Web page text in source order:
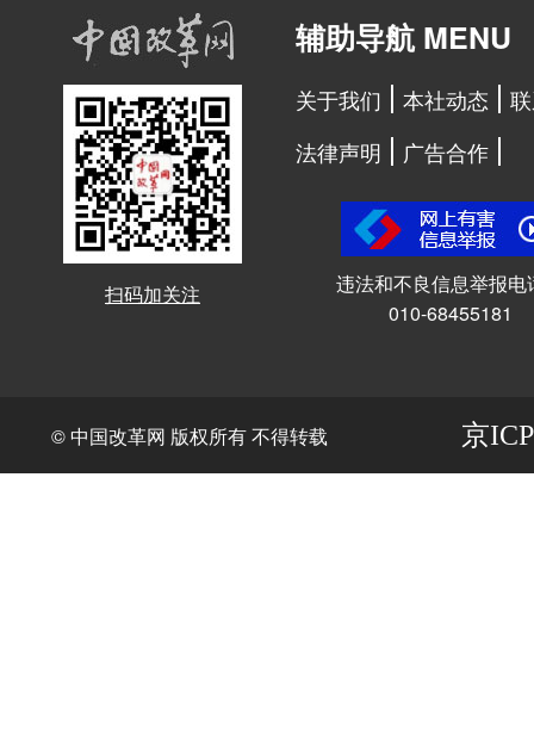
扫码加关注
辅助导航 MENU
关于我们 本社动态
法律声明
广告合作
违法和不良信息举报电
010-68455181
© 中国改革网 版权所有 不得转载 京